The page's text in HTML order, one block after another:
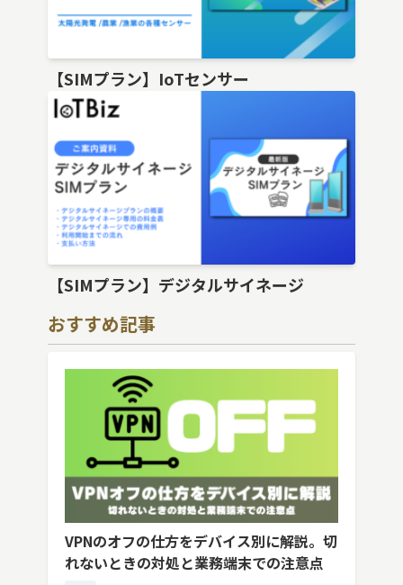
【SIMプラン】IoTセンサー
【SIMプラン】デジタルサイネージ
おすすめ記事
VPNのオフの仕方をデバイス別に解説。切
れないときの対処と業務端末での注意点